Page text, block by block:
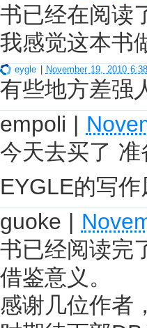
书已经在阅读
我感觉这本书
eygle | November 19, 2010
有些地方差强
empoli |
今天去买了
EYGLE的写
guoke |
书已经阅读完
借鉴意义。
感谢几位作者